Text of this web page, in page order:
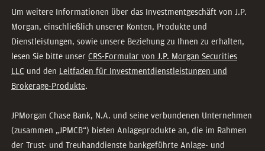
Um weitere Informationen über das Investmentgeschäft von J.P.
Morgan, einschließlich unserer Konten, Produkte und
Dienstleistungen, sowie unsere Beziehung zu Ihnen zu erhalten,
lesen Sie bitte unser CRS-Formular von J.P. Morgan Securities
LLC und den Leitfaden für Investmentdienstleistungen und
Brokerage-Produkte.
JPMorgan Chase Bank, N.A. und seine verbundenen Unternehmen
(zusammen „JPMCB“) bieten Anlageprodukte an, die im Rahmen
der Trust- und Treuhanddienste bankgeführte Anlage- und